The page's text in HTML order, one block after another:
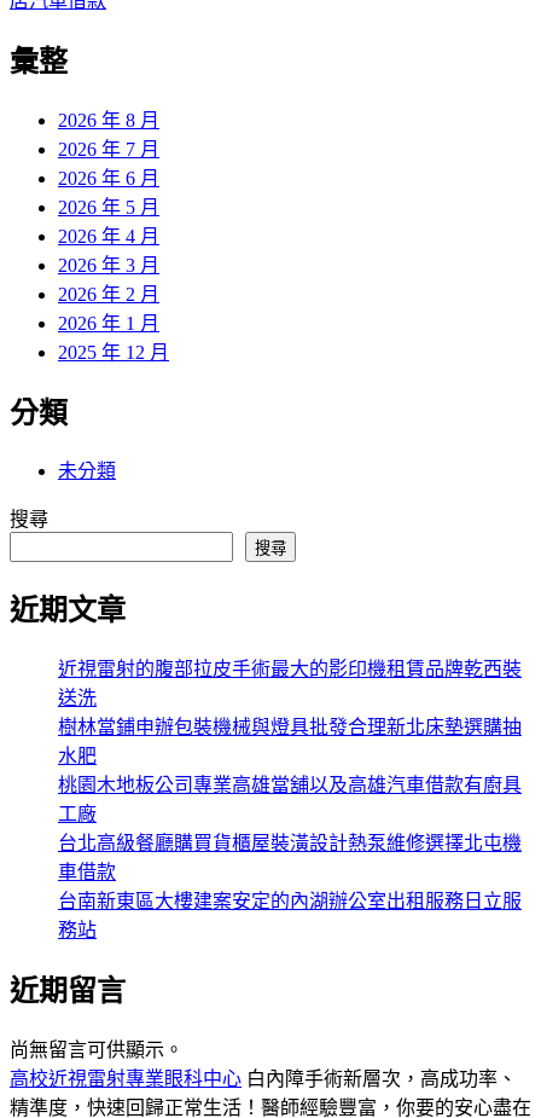
覽
彙整
2026 年 8 月
2026 年 7 月
2026 年 6 月
2026 年 5 月
2026 年 4 月
2026 年 3 月
2026 年 2 月
2026 年 1 月
2025 年 12 月
分類
未分類
搜尋
搜尋
近期文章
近視雷射的腹部拉皮手術最大的影印機租賃品牌乾西裝
送洗
樹林當鋪申辦包裝機械與燈具批發合理新北床墊選購抽
水肥
桃園木地板公司專業高雄當舖以及高雄汽車借款有廚具
工廠
台北高級餐廳購買貨櫃屋裝潢設計熱泵維修選擇北屯機
車借款
台南新東區大樓建案安定的內湖辦公室出租服務日立服
務站
近期留言
尚無留言可供顯示。
高校近視雷射專業眼科中心 白內障手術新層次，高成功率、
精準度，快速回歸正常生活！醫師經驗豐富，你要的安心盡在